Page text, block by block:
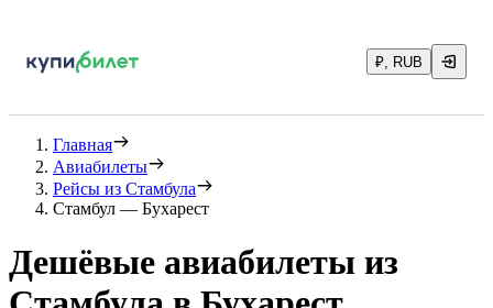
₽, RUB
Главная
Авиабилеты
Рейсы из Стамбула
Стамбул — Бухарест
Дешёвые авиабилеты из